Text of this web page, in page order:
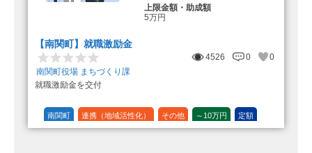
上限金額・助成額
5万円
【南関町】就職激励金
4526 0
0
南関町役場 まちづくり課
就職激励金を交付
南関町 連携（地域活性化） その他 ～10万円 定額